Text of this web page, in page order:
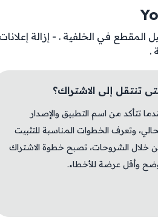
المقطع في الخلفية . - إزالة إعلانات
.
تنتقل إلى الاشتراك؟
تتأكد من اسم التطبيق والإصدار
وتعرف الخطوات المناسبة للتثبيت
خلال الشروحات، تصبح خطوة الاشتراك
وأقل عرضة للأخطاء.